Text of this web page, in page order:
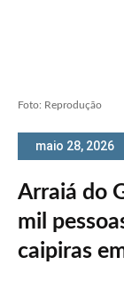
Foto: Reprodução
maio 28, 2026
Arraiá do
mil
caipiras